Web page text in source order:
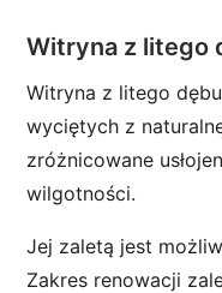
Witryna z litego
Witryna z litego
wyciętych z
zróżnicowane
wilgotności.
Jej zaletą jest
Zakres renowacji